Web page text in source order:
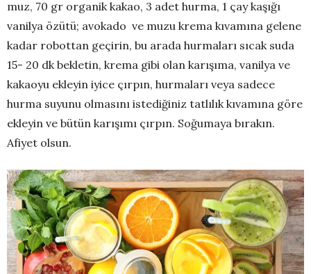
muz, 70 gr organik kakao, 3 adet hurma, 1 çay kaşığı
vanilya özütü; avokado ve muzu krema kıvamına gelene
kadar robottan geçirin, bu arada hurmaları sıcak suda
15- 20 dk bekletin, krema gibi olan karışıma, vanilya ve
kakaoyu ekleyin iyice çırpın, hurmaları veya sadece
hurma suyunu olmasını istediğiniz tatlılık kıvamına göre
ekleyin ve bütün karışımı çırpın. Soğumaya bırakın.
Afiyet olsun.